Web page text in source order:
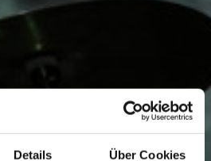
Details Über Cookies